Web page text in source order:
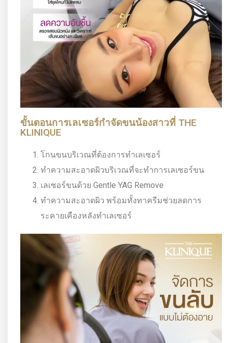
ขั้นตอนการเลเซอร์กำจัดขนน้องสาวที่ THE
KLINIQUE
โกนขนบริเวณที่ต้องการทำเลเซอร์
ทำความสะอาดผิวบริเวณที่จะทำการเลเซอร์ขน
เลเซอร์ขนด้วย Gentle YAG Remove
ทำความสะอาดผิว พร้อมทั้งทาครีมช่วยลดการ
ระคายเคืองหลังทำเลเซอร์